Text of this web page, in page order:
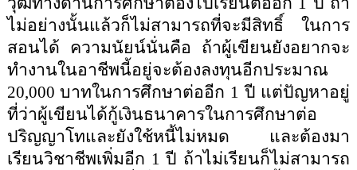
ไม่อย่างนั้นแล้วก็ไม่สามารถที่จะมีสิทธิ์
ในการ
สอนได้ ความนัยน์นั่นคือ ถ้าผู้เขียนยังอยากจะ
ทำงานในอาชีพนี้อยู่จะต้องลงทุนอีกประมาณ
20,000บาทในการศึกษาต่ออีก 1ปี แต่ปัญหาอยู่
ที่ว่าผู้เขียนได้กู้เงินธนาคารในการศึกษาต่อ
ปริญญาโทและยังใช้หนี้ไม่หมด และต้องมา
เรียนวิชาชีพเพิ่มอีก 1ปี ถ้าไม่เรียนก็ไม่สามารถ